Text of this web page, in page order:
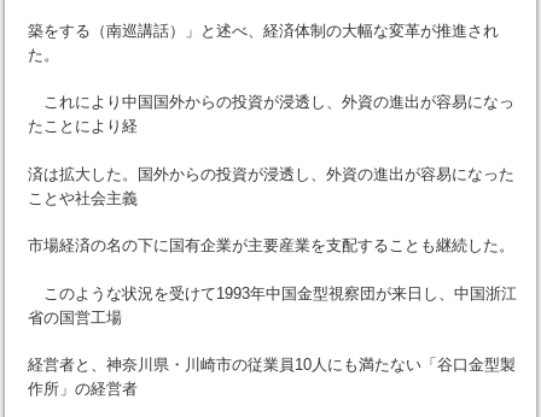
築をする（南巡講話）」と述べ、経済体制の大幅な変革が推進され
た。
これにより中国国外からの投資が浸透し、外資の進出が容易になっ
たことにより経
済は拡大した。国外からの投資が浸透し、外資の進出が容易になった
ことや社会主義
市場経済の名の下に国有企業が主要産業を支配することも継続した。
このような状況を受けて1993年中国金型視察団が来日し、中国浙江
省の国営工場
経営者と、神奈川県・川崎市の従業員10人にも満たない「谷口金型製
作所」の経営者